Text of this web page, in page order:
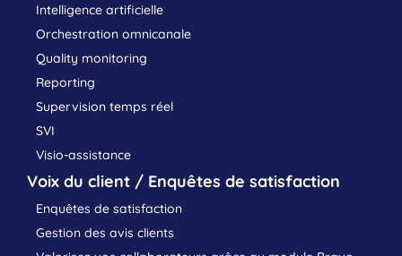
Intelligence artificielle
Orchestration omnicanale
Quality monitoring
Reporting
Supervision temps réel
SVI
Visio-assistance
Voix du client / Enquêtes de satisfaction
Enquêtes de satisfaction
Gestion des avis clients